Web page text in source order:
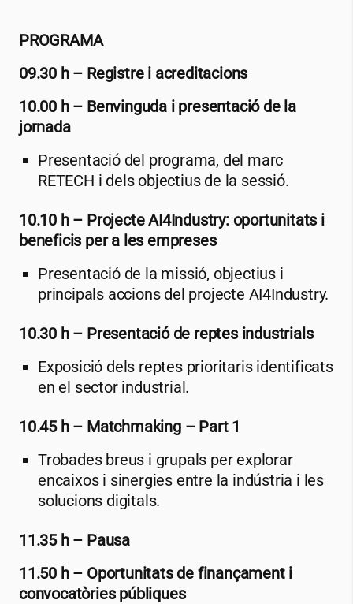
PROGRAMA
09.30 h – Registre i acreditacions
10.00 h – Benvinguda i presentació de la
jornada
Presentació del programa, del marc
RETECH i dels objectius de la sessió.
10.10 h – Projecte AI4Industry: oportunitats i
beneficis per a les empreses
Presentació de la missió, objectius i
principals accions del projecte AI4Industry.
10.30 h – Presentació de reptes industrials
Exposició dels reptes prioritaris identificats
en el sector industrial.
10.45 h – Matchmaking – Part 1
Trobades breus i grupals per explorar
encaixos i sinergies entre la indústria i les
solucions digitals.
11.35 h – Pausa
11.50 h – Oportunitats de finançament i
convocatòries públiques